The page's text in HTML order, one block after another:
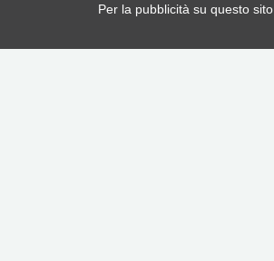
Per la pubblicità su questo sito